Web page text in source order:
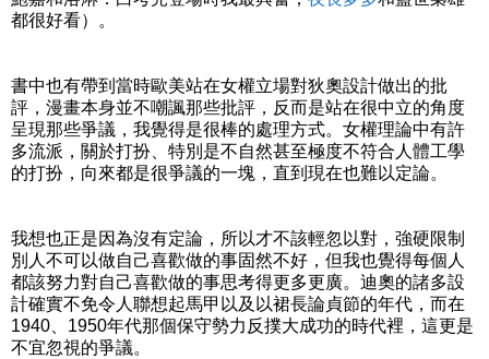
都很好看）。
書中也有帶到當時歐美站在女權立場對狄奧設計做出的批
評，漫畫本身並不嘲諷那些批評，反而是站在很中立的角度
呈現那些爭議，我覺得是很棒的處理方式。女權理論中有許
多流派，關於打扮、特別是不自然甚至極度不符合人體工學
的打扮，向來都是很爭議的一塊，直到現在也難以定論。
我想也正是因為沒有定論，所以才不該輕忽以對，強硬限制
別人不可以做自己喜歡做的事固然不好，但我也覺得每個人
都該努力對自己喜歡做的事思考得更多更廣。迪奧的諸多設
計確實不免令人聯想起馬甲以及以裙長論貞節的年代，而在
1940、1950年代那個保守勢力反撲大成功的時代裡，這更是
不宜忽視的爭議。